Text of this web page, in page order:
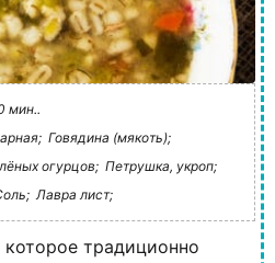
мин..
Говядина (мякоть);
огурцов; Петрушка, укроп;
Лавра лист;
традиционно